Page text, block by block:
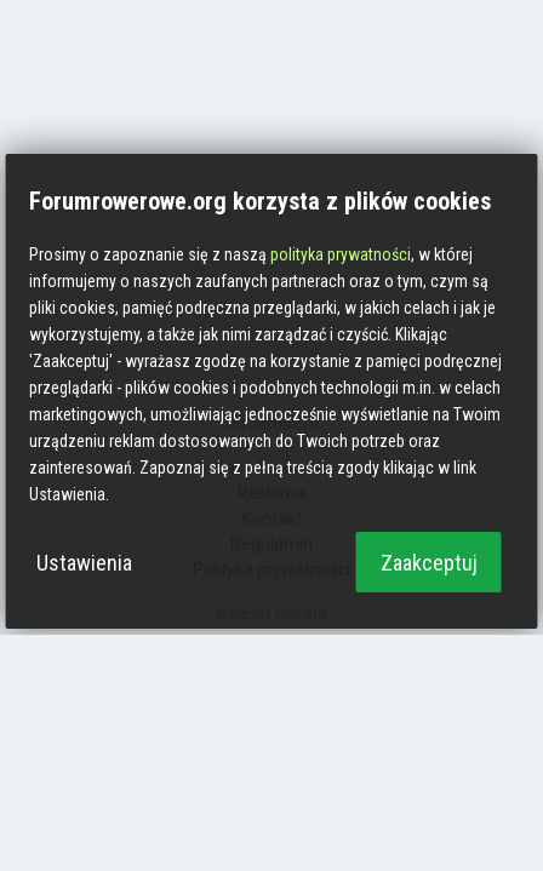
Informacje
Zasady pisania
Forumrowerowe.org korzysta z plików cookies
Prosimy o zapoznanie się z nasząpolityka prywatności, w której
informujemy o naszych zaufanych partnerach oraz o tym, czym są
pliki cookies, pamięć podręczna przeglądarki, w jakich celach i jak je
wykorzystujemy, a także jak nimi zarządzać i czyścić. Klikając
'Zaakceptuj' - wyrażasz zgodzę na korzystanie z pamięci podręcznej
przeglądarki - plików cookies i podobnych technologii m.in. w celach
marketingowych, umożliwiając jednocześnie wyświetlanie na Twoim
urządzeniu reklam dostosowanych do Twoich potrzeb oraz
zainteresowań. Zapoznaj się z pełną treścią zgody klikając w link
Ustawienia.
Ustawienia Zaakceptuj